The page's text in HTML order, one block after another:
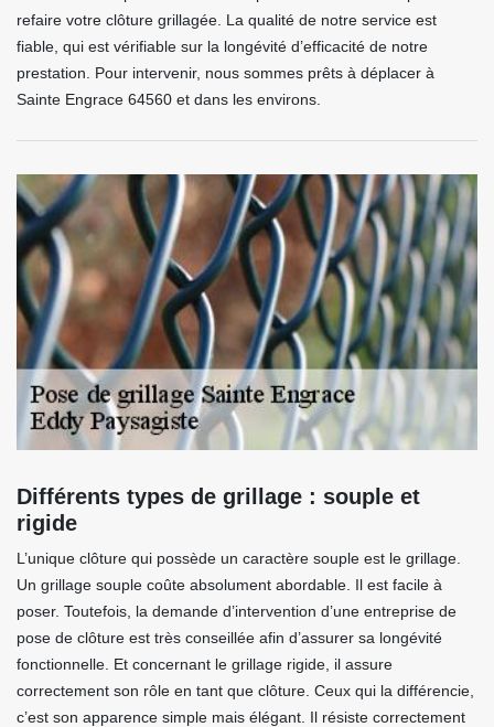
refaire votre clôture grillagée. La qualité de notre service est
fiable, qui est vérifiable sur la longévité d’efficacité de notre
prestation. Pour intervenir, nous sommes prêts à déplacer à
Sainte Engrace 64560 et dans les environs.
Différents types de grillage : souple et
rigide
L’unique clôture qui possède un caractère souple est le grillage.
Un grillage souple coûte absolument abordable. Il est facile à
poser. Toutefois, la demande d’intervention d’une entreprise de
pose de clôture est très conseillée afin d’assurer sa longévité
fonctionnelle. Et concernant le grillage rigide, il assure
correctement son rôle en tant que clôture. Ceux qui la différencie,
c’est son apparence simple mais élégant. Il résiste correctement